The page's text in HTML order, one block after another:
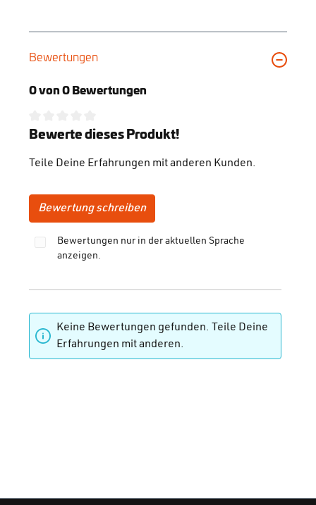
Bewertungen
0 von 0 Bewertungen
Durchschnittliche Bewertung von 0 von 5 Sternen
Bewerte dieses Produkt!
Teile Deine Erfahrungen mit anderen Kunden.
Bewertung schreiben
Bewertungen nur in der aktuellen Sprache
anzeigen.
Keine Bewertungen gefunden. Teile Deine
Erfahrungen mit anderen.